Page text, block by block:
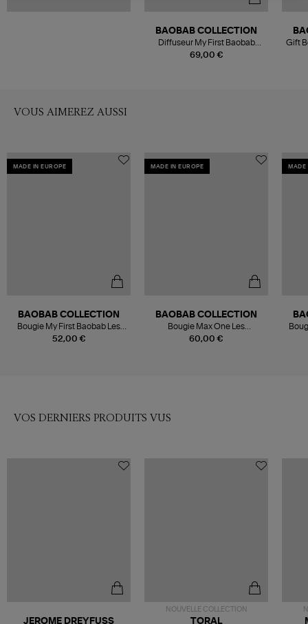
69,00 €
BAOBAB COLLECTION
Diffuseur My First Baobab
Cities Brussels, 250ml
Gift
VOUS AIMEREZ AUSSI
MADE IN EUROPE
52,00 €
BAOBAB COLLECTION
Bougie My First Baobab Les
Exclusives Platinum
MADE IN EUROPE
60,00 €
BAOBAB COLLECTION
Bougie Max One Les
Exclusives Platinum
MADE
VOS DERNIERS PRODUITS VUS
JEROME DREYFUSS
NOUVELLE COLLECTION
TORAL